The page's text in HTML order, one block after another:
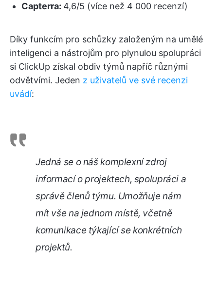
Capterra: 4,6/5 (více než 4 000 recenzí)
Díky funkcím pro schůzky založeným na umělé
inteligenci a nástrojům pro plynulou spolupráci
si ClickUp získal obdiv týmů napříč různými
odvětvími. Jeden z uživatelů ve své recenzi
uvádí:
Jedná se o náš komplexní zdroj
informací o projektech, spolupráci a
správě členů týmu. Umožňuje nám
mít vše na jednom místě, včetně
komunikace týkající se konkrétních
projektů.